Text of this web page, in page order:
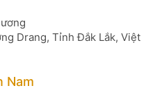
Drang, Tỉnh Đắk Lắk, Việt
Nam